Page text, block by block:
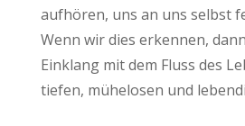
aufhören, uns an uns selbst
Wenn wir dies erkennen,
Einklang mit dem Fluss des
tiefen, mühelosen und